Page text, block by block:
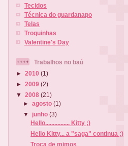
Tecidos
Técnica do guardanapo
Telas
Troquinhas
Valentine's Day
Trabalhos no baú
► 2010 (1)
► 2009 (2)
▼ 2008 (21)
►agosto(1)
▼ junho(3)
Hello................ Kitty ;)
Hello Kitty... a "saga" continua ;)
Troca de mimos